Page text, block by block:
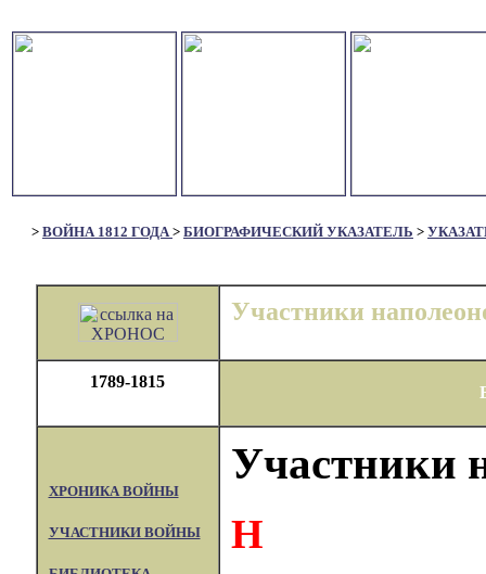
> ВОЙНА 1812 ГОДА> БИОГРАФИЧЕСКИЙ УКАЗАТЕЛЬ >
Участники
1789-1815
ХРОНИКА ВОЙНЫ
УЧАСТНИКИ ВОЙНЫ
Участники
Н